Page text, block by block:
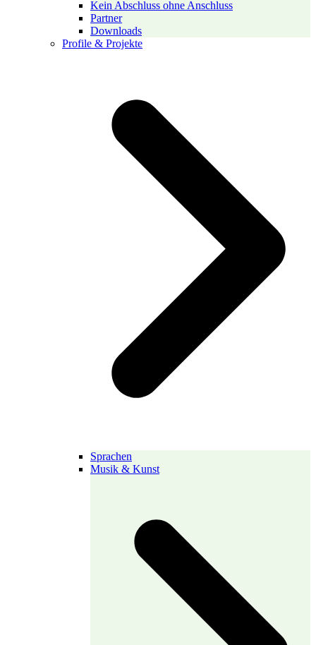
Kein Abschluss ohne Anschluss
Partner
Downloads
Profile & Projekte
Sprachen
Musik & Kunst